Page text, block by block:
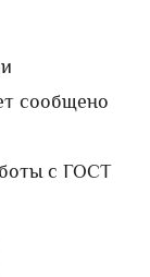
сообщено
с ГОСТ